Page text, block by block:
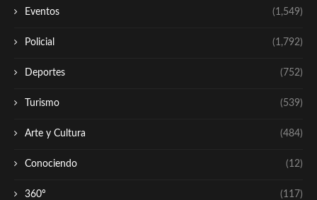
Eventos (1,549)
Policial (1,792)
Deportes (752)
Turismo (539)
Arte y Cultura (484)
Conociendo (12)
360º (117)